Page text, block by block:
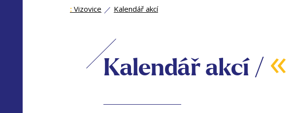
: Vizovice Kalendář akcí
Kalendář akcí / «